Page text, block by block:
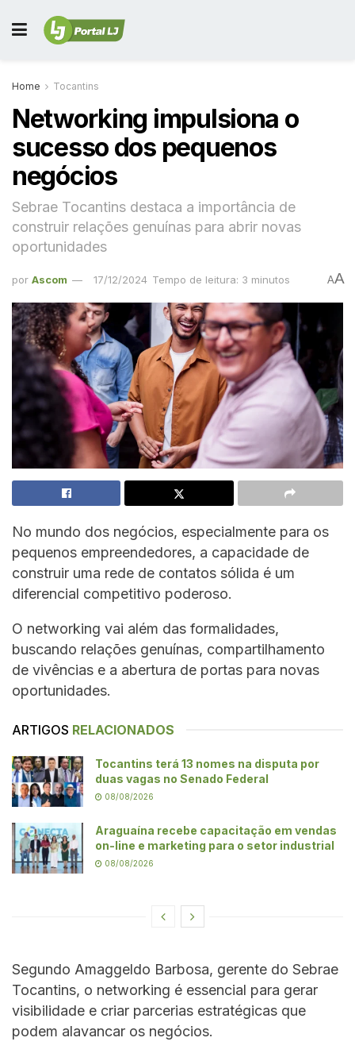
Home Tocantins
Networking impulsiona o
sucesso dos pequenos
negócios
Sebrae Tocantins destaca a importância de
construir relações genuínas para abrir novas
oportunidades
por Ascom 17/12/2024 Tempo de leitura: 3 minutos AA
No mundo dos negócios, especialmente para os
pequenos empreendedores, a capacidade de
construir uma rede de contatos sólida é um
diferencial competitivo poderoso.
O networking vai além das formalidades,
buscando relações genuínas, compartilhamento
de vivências e a abertura de portas para novas
oportunidades.
ARTIGOS RELACIONADOS
Tocantins terá 13 nomes na disputa por
duas vagas no Senado Federal
08/08/2026
Araguaína recebe capacitação em vendas
on-line e marketing para o setor industrial
08/08/2026
Segundo Amaggeldo Barbosa, gerente do Sebrae
Tocantins, o networking é essencial para gerar
visibilidade e criar parcerias estratégicas que
podem alavancar os negócios.